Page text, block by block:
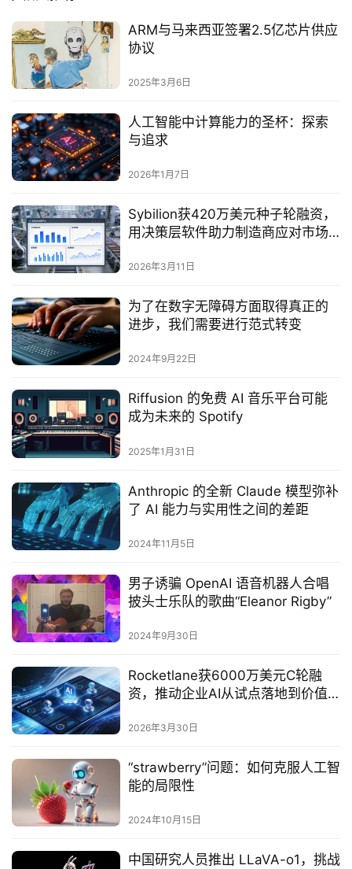
ARM与马来西亚签署2.5亿芯片供应
协议‌
2025年3月6日
人工智能中计算能力的圣杯：探索
与追求
2026年1月7日
Sybilion获420万美元种子轮融资，
用决策层软件助力制造商应对市场
2026年3月11日
为了在数字无障碍方面取得真正的
进步，我们需要进行范式转变
2024年9月22日
Riffusion 的免费 AI 音乐平台可能
成为未来的 Spotify
2025年1月31日
Anthropic 的全新 Claude 模型弥补
了 AI 能力与实用性之间的差距
2024年11月5日
男子诱骗 OpenAI 语音机器人合唱
披头士乐队的歌曲“Eleanor Rigby”
2024年9月30日
Rocketlane获6000万美元C轮融
资，推动企业AI从试点落地到价值
2026年3月30日
“strawberry”问题：如何克服人工智
能的局限性
2024年10月15日
中国研究人员推出 LLaVA-o1，挑战